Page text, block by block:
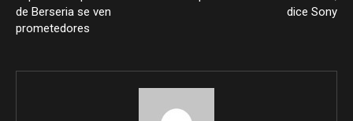
de Berseria se ven
prometedores
dice Sony